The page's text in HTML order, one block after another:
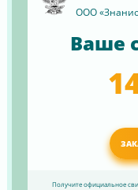
ООО
Ваше
Получите официальное